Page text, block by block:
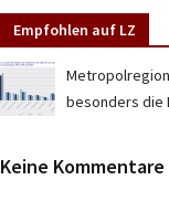
Empfohlen auf LZ
besonders die
Keine